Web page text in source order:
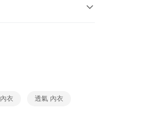
of NT$1,500 or more
of NT$1,200 or more
Shipping Rates
衣 透氣 內衣